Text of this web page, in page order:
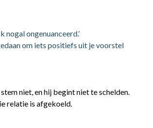
nogal ongenuanceerd.’
om iets positiefs uit je voorstel
niet, en hij begint niet te schelden.
relatie is afgekoeld.